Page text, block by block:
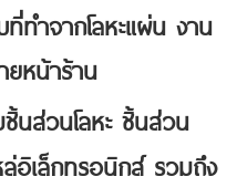
ที่ทำจากโลหะแผ่น งาน
หน้าร้าน
นส่วนโลหะ ชิ้นส่วน
เล็กทรอนิกส์ รวมถึง